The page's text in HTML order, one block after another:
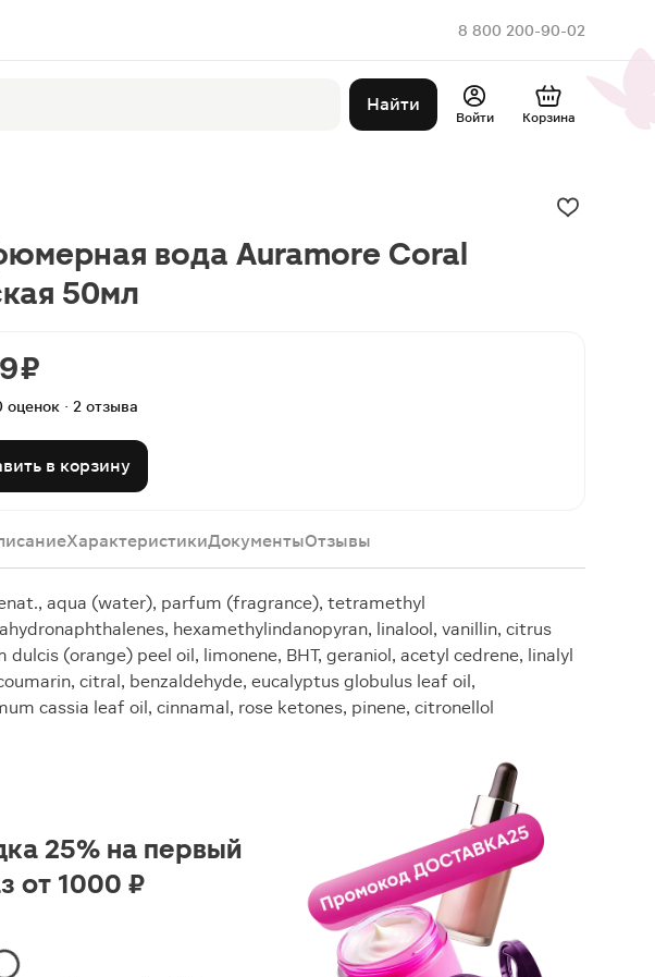
8 800 200-90-02
Найти
Войти Корзина
вода Auramore Coral
50мл
₽
оценок · 2 отзыва
в корзину
ХарактеристикиДокументыОтзывы
aqua (water), parfum (fragrance), tetramethyl
hexamethylindanopyran, linalool, vanillin, citrus
dulcis (orange) peel oil, limonene, BHT, geraniol, acetyl cedrene, linalyl
citral, benzaldehyde, eucalyptus globulus leaf oil,
cassia leaf oil, cinnamal, rose ketones, pinene, citronellol
25% на первый
от 1000 ₽